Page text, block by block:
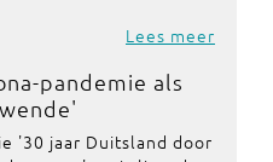
Lees meer
pandemie als
'30 jaar Duitsland door